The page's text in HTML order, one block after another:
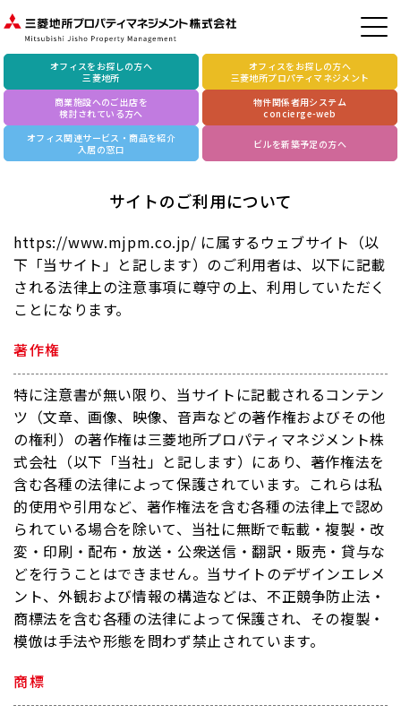
オフィスをお探しの方へ
三菱地所
オフィスをお探しの方へ
三菱地所プロパティマネジメント
商業施設へのご出店を
検討されている方へ
物件関係者用システム
concierge-web
オフィス関連サービス・商品を紹介
入居の窓口
ビルを新築予定の方へ
サイトのご利用について
https://www.mjpm.co.jp/ に属するウェブサイト（以
下「当サイト」と記します）のご利用者は、 以下に記載
される法律上の注意事項に尊守の上、利用していただく
ことになります。
著作権
特に注意書が無い限り、当サイトに記載されるコンテン
ツ（文章、画像、映像、音声などの著作権およびその他
の権利）の著作権は三菱地所プロパティマネジメント株
式会社（以下「当社」と記します）にあり、著作権法を
含む各種の法律によって保護されています。これらは私
的使用や引用など、著作権法を含む各種の法律上で認め
られている場合を除いて、当社に無断で転載・複製・改
変・印刷・配布・放送・公衆送信・翻訳・販売・貸与な
どを行うことはできません。当サイトのデザインエレメ
ント、外観および情報の構造などは、不正競争防止法・
商標法を含む各種の法律によって保護され、その複製・
模倣は手法や形態を問わず禁止されています。
商標